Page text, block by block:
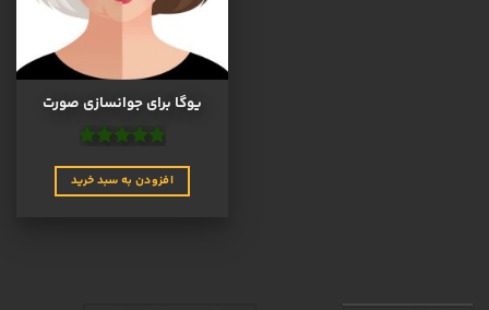
ها
صفحه
محصول
شوند
یوگا برای جوانسازی صورت
5
افزودن به سبد خرید